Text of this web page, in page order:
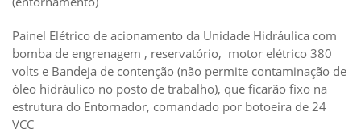
Painel Elétrico de acionamento da Unidade Hidráulica com
bomba de engrenagem , reservatório, motor elétrico 380
volts e Bandeja de contenção (não permite contaminação de
óleo hidráulico no posto de trabalho), que ficarão fixo na
estrutura do Entornador, comandado por botoeira de 24
VCC